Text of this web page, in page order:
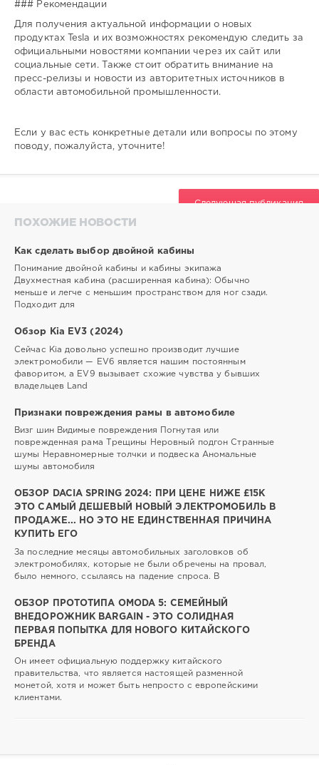
### Рекомендации
Для получения актуальной информации о новых
продуктах Tesla и их возможностях рекомендую следить за
официальными новостями компании через их сайт или
социальные сети. Также стоит обратить внимание на
пресс-релизы и новости из авторитетных источников в
области автомобильной промышленности.
Если у вас есть конкретные детали или вопросы по этому
поводу, пожалуйста, уточните!
Следующая публикация
ПОХОЖИЕ НОВОСТИ
Как сделать выбор двойной кабины
Понимание двойной кабины и кабины экипажа
Двухместная кабина (расширенная кабина): Обычно
меньше и легче с меньшим пространством для ног сзади.
Подходит для
Обзор Kia EV3 (2024)
Сейчас Kia довольно успешно производит лучшие
электромобили — EV6 является нашим постоянным
фаворитом, а EV9 вызывает схожие чувства у бывших
владельцев Land
Признаки повреждения рамы в автомобиле
Визг шин Видимые повреждения Погнутая или
поврежденная рама Трещины Неровный подгон Странные
шумы Неравномерные толчки и подвеска Аномальные
шумы автомобиля
ОБЗОР DACIA SPRING 2024: ПРИ ЦЕНЕ НИЖЕ £15K
ЭТО САМЫЙ ДЕШЕВЫЙ НОВЫЙ ЭЛЕКТРОМОБИЛЬ В
ПРОДАЖЕ... НО ЭТО НЕ ЕДИНСТВЕННАЯ ПРИЧИНА
КУПИТЬ ЕГО
За последние месяцы автомобильных заголовков об
электромобилях, которые не были обречены на провал,
было немного, ссылаясь на падение спроса. В
ОБЗОР ПРОТОТИПА OMODA 5: СЕМЕЙНЫЙ
ВНЕДОРОЖНИК BARGAIN - ЭТО СОЛИДНАЯ
ПЕРВАЯ ПОПЫТКА ДЛЯ НОВОГО КИТАЙСКОГО
БРЕНДА
Он имеет официальную поддержку китайского
правительства, что является настоящей разменной
монетой, хотя и может быть непросто с европейскими
клиентами.